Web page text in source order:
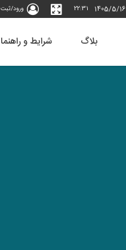
22:31 ورود/ثبت نام
بلاگ شرایط و راهنما